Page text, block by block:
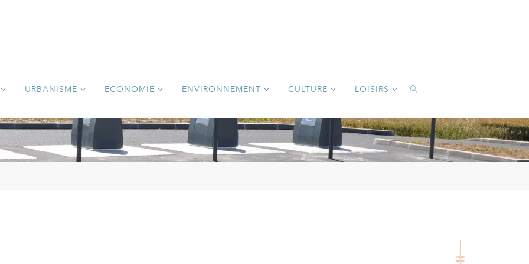
URBANISME ECONOMIE ENVIRONNEMENT CULTURE LOISIRS
SEARCH